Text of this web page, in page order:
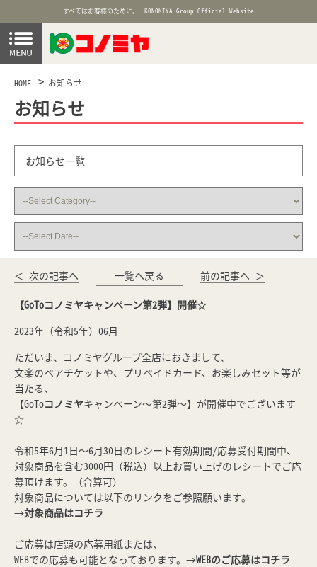
すべてはお客様のために。 KONOMIYA Group Official Website
HOME お知らせ
お知らせ
お知らせ一覧
＜ 次の記事へ 一覧へ戻る 前の記事へ ＞
【GoToコノミヤキャンペーン第2弾】開催☆
2023年（令和5年）06月
ただいま、コノミヤグループ全店におきまして、
文楽のペアチケットや、プリペイドカード、お楽しみセット等が
当たる、
【GoToコノミヤキャンペーン～第2弾～】が開催中でございます
☆
令和5年6月1日～6月30日のレシート有効期間/応募受付期間中、
対象商品を含む3000円（税込）以上お買い上げのレシートでご応
募頂けます。（合算可）
対象商品については以下のリンクをご参照願います。
→対象商品はコチラ
ご応募は店頭の応募用紙または、
WEBでの応募も可能となっております。→WEBのご応募はコチラ